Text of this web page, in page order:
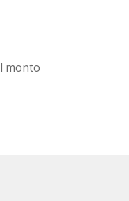
monto